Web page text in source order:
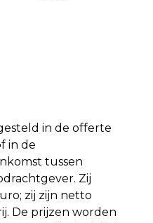
in de offerte
in de
tussen
Zij
zij zijn netto
De prijzen worden